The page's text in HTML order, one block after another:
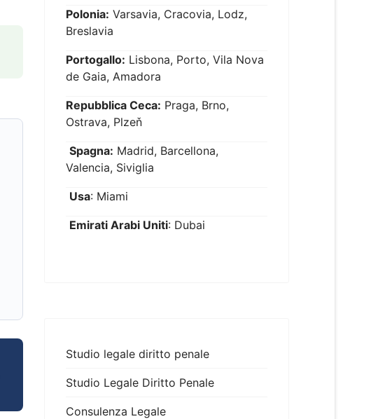
Polonia: Varsavia, Cracovia, Lodz,
Breslavia
Portogallo: Lisbona, Porto, Vila Nova
de Gaia, Amadora
Repubblica Ceca: Praga, Brno,
Ostrava, Plzeň
Spagna: Madrid, Barcellona,
Valencia, Siviglia
Usa: Miami
Emirati Arabi Uniti: Dubai
Studio legale diritto penale
Studio Legale Diritto Penale
Consulenza Legale